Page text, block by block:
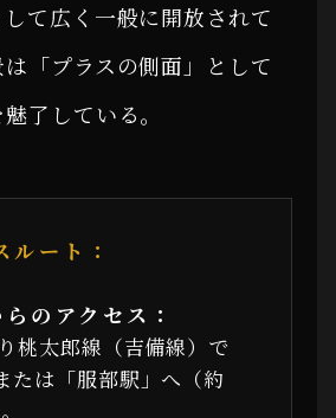
て広く一般に開放されて
「プラスの側面」として
了している。
ート：
のアクセス：
桃太郎線（吉備線）で
たは「服部駅」へ（約